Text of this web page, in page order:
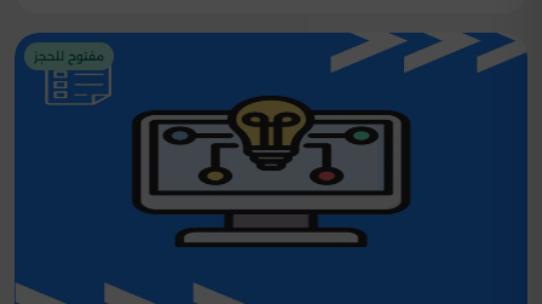
مفتوح للحجز